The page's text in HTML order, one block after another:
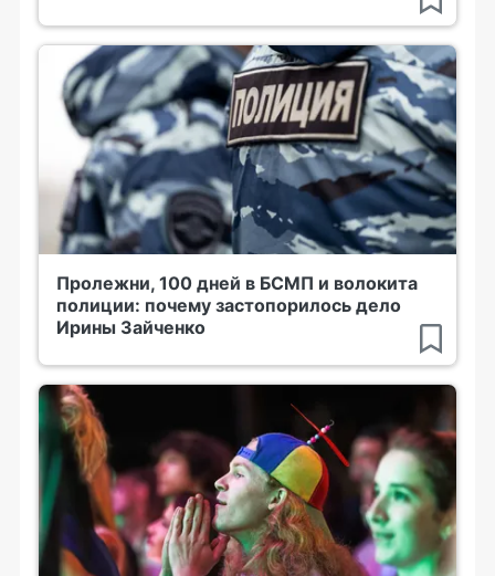
Пролежни, 100 дней в БСМП и волокита
полиции: почему застопорилось дело
Ирины Зайченко